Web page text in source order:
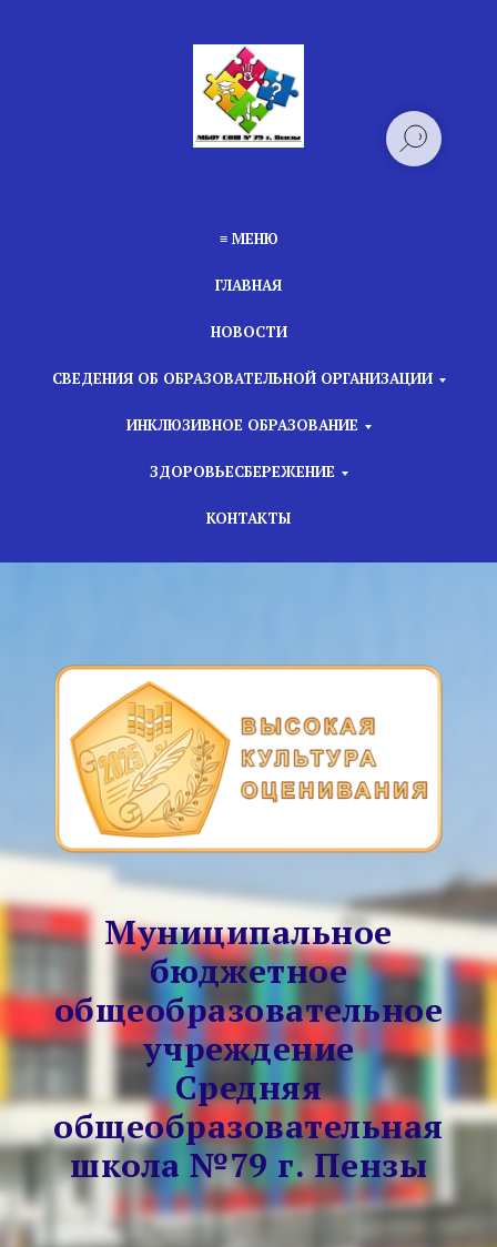
≡ МЕНЮ
ГЛАВНАЯ
НОВОСТИ
СВЕДЕНИЯ ОБ ОБРАЗОВАТЕЛЬНОЙ ОРГАНИЗАЦИИ
ИНКЛЮЗИВНОЕ ОБРАЗОВАНИЕ
ЗДОРОВЬЕСБЕРЕЖЕНИЕ
КОНТАКТЫ
Муниципальное
бюджетное
общеобразовательное
учреждение
Средняя
общеобразовательная
школа №79 г. Пензы